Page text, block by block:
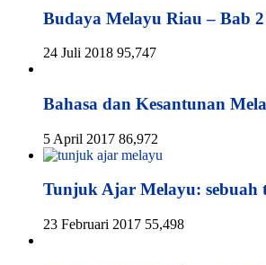
Budaya Melayu Riau – Bab 2
24 Juli 2018 95,747
Bahasa dan Kesantunan
5 April 2017 86,972
Tunjuk Ajar Melayu: sebuah
23 Februari 2017 55,498